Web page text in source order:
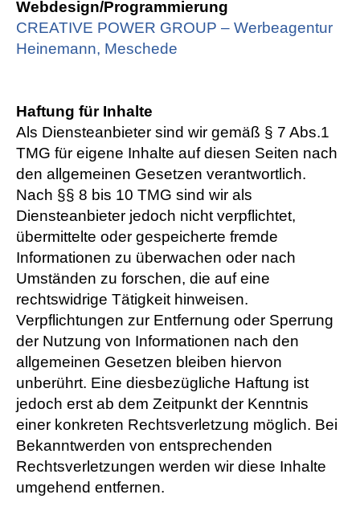
Webdesign/Programmierung
CREATIVE POWER GROUP – Werbeagentur
Heinemann, Meschede
Haftung für Inhalte
Als Diensteanbieter sind wir gemäß § 7 Abs.1
TMG für eigene Inhalte auf diesen Seiten nach
den allgemeinen Gesetzen verantwortlich.
Nach §§ 8 bis 10 TMG sind wir als
Diensteanbieter jedoch nicht verpflichtet,
übermittelte oder gespeicherte fremde
Informationen zu überwachen oder nach
Umständen zu forschen, die auf eine
rechtswidrige Tätigkeit hinweisen.
Verpflichtungen zur Entfernung oder Sperrung
der Nutzung von Informationen nach den
allgemeinen Gesetzen bleiben hiervon
unberührt. Eine diesbezügliche Haftung ist
jedoch erst ab dem Zeitpunkt der Kenntnis
einer konkreten Rechtsverletzung möglich. Bei
Bekanntwerden von entsprechenden
Rechtsverletzungen werden wir diese Inhalte
umgehend entfernen.